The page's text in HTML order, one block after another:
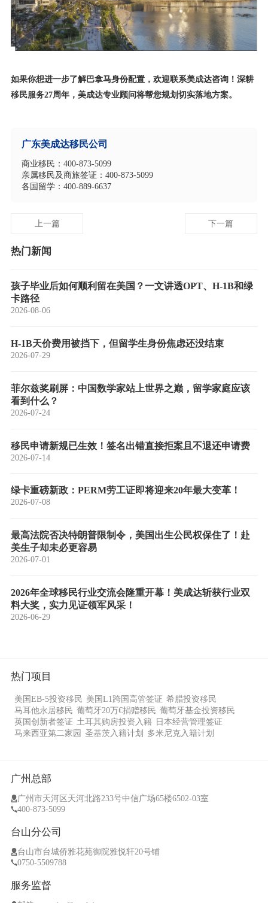
如果你想进一步了解巴拿马身份配置，欢迎联系美成达咨询！深耕
移民服务27周年，美成达专业顾问将帮您规划切实落地方案。
广东美成达移民公司
商业移民：400-873-5099
亲属移民及商旅签证：400-873-5099
各国留学：400-889-6637
上一篇 下一篇
热门新闻
孩子毕业后如何顺利留在美国？一文讲透OPT、H-1B和绿
卡路径
2026-08-06
H-1B天价费用被挡下，但留学生身份焦虑还没结束
2026-07-29
菲尔兹奖刷屏：中国数学家站上世界之巅，留学家庭应该
看到什么？
2026-07-24
移民申请新规已生效！签名出错直接拒案且不退还申请费
2026-07-14
绿卡重磅新政：PERM劳工证即将迎来20年最大变革！
2026-07-08
最高法院否决特朗普限制令，美国出生公民权保住了！赴
美生子却未必更容易
2026-07-01
2026年全球移民行业交流会隆重开幕！美成达斩获行业双
料大奖，实力见证领军风采！
2026-06-29
热门项目
美国EB-5投资移民 美国L1跨国高管签证 希腊投资移民
马耳他永居移民 葡萄牙20万€捐赠移民 葡萄牙基金投资移民
英国创新者签证 土耳其购房投资入籍 日本经营管理签证
马来西亚第二家园 圣基茨入籍计划 多米尼克入籍计划
广州总部
广州市天河区天河北路233号中信广场65楼6502-03室
400-873-5099
台山分公司
台山市台城侨雅花苑御院雅悦轩20号铺
0750-5509788
服务监督